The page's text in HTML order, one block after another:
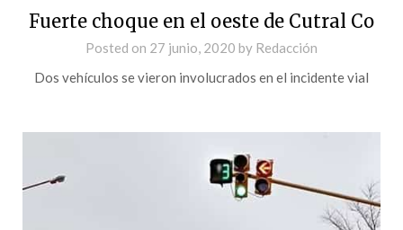
Fuerte choque en el oeste de Cutral Co
Posted on 27 junio, 2020 by Redacción
Dos vehículos se vieron involucrados en el incidente vial